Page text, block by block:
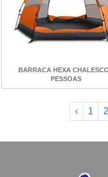
BARRACA HEXA
PESSOAS
‹ 1 2